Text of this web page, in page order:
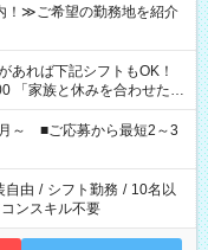
！≫ご希望の勤務地を紹介
たい」 「できれば残業はし
※Wワーク希望
時間と、もう1つのお仕事
る場合は応募できません。
月～ ■ご応募から最短2～3
自由 / シフト勤務 / 10名以
ンスキル不要